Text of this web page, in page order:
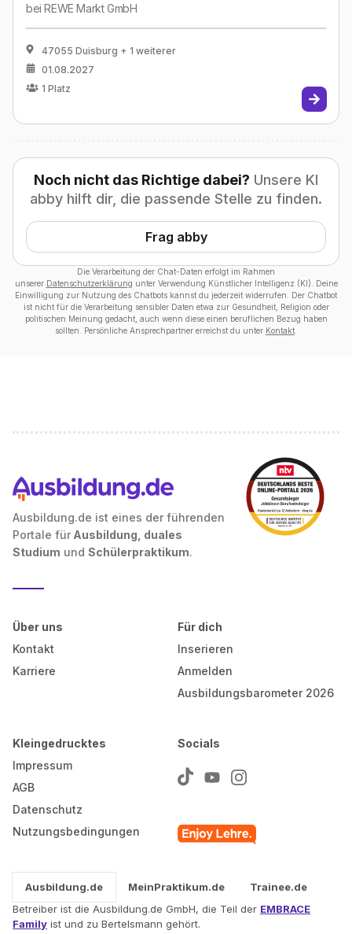
beiREWE Markt GmbH
47055 Duisburg + 1 weiterer
01.08.2027
1 Platz
Noch nicht das Richtige dabei? Unsere KI
abby hilft dir, die passende Stelle zu finden.
Frag abby
Die Verarbeitung der Chat-Daten erfolgt im Rahmen
unserer Datenschutzerklärung unter Verwendung Künstlicher Intelligenz (KI). Deine
Einwilligung zur Nutzung des Chatbots kannst du jederzeit widerrufen. Der Chatbot
ist nicht für die Verarbeitung sensibler Daten etwa zur Gesundheit, Religion oder
politischen Meinung gedacht, auch wenn diese einen beruflichen Bezug haben
sollten. Persönliche Ansprechpartner erreichst du unter Kontakt
Ausbildung.de ist eines der führenden
Portale für Ausbildung, duales
Studium und Schülerpraktikum.
Über uns
Kontakt
Karriere
Für dich
Inserieren
Anmelden
Ausbildungsbarometer 2026
Kleingedrucktes
Impressum
AGB
Datenschutz
Nutzungsbedingungen
Socials
Ausbildung.de MeinPraktikum.de
Trainee.de
Betreiber ist die Ausbildung.de GmbH, die Teil der EMBRACE
Family ist und zu Bertelsmann gehört.